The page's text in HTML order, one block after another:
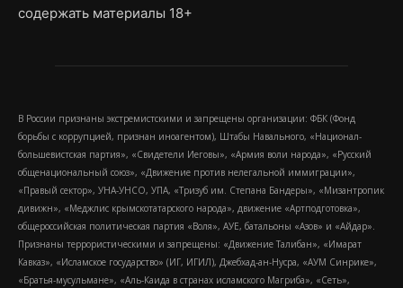
содержать материалы 18+
В России признаны экстремистскими и запрещены организации: ФБК (Фонд
борьбы с коррупцией, признан иноагентом), Штабы Навального, «Национал-
большевистская партия», «Свидетели Иеговы», «Армия воли народа», «Русский
общенациональный союз», «Движение против нелегальной иммиграции»,
«Правый сектор», УНА-УНСО, УПА, «Тризуб им. Степана Бандеры», «Мизантропик
дивижн», «Меджлис крымскотатарского народа», движение «Артподготовка»,
общероссийская политическая партия «Воля», АУЕ, батальоны «Азов» и «Айдар».
Признаны террористическими и запрещены: «Движение Талибан», «Имарат
Кавказ», «Исламское государство» (ИГ, ИГИЛ), Джебхад-ан-Нусра, «АУМ Синрике»,
«Братья-мусульмане», «Аль-Каида в странах исламского Магриба», «Сеть»,